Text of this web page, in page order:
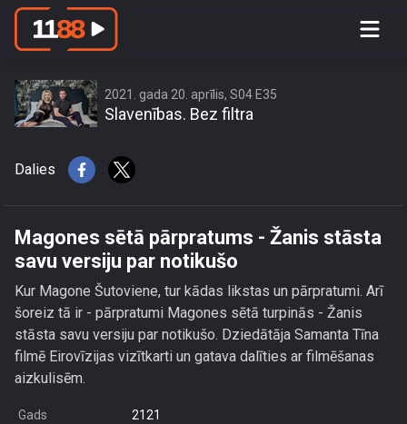
Magones sētā pārpratums - Žanis
2021. gada 20. aprīlis, S04 E35
Slavenības. Bez filtra
Dalies
Magones sētā pārpratums - Žanis stāsta
savu versiju par notikušo
Kur Magone Šutoviene, tur kādas likstas un pārpratumi. Arī
šoreiz tā ir - pārpratumi Magones sētā turpinās - Žanis
stāsta savu versiju par notikušo. Dziedātāja Samanta Tīna
filmē Eirovīzijas vizītkarti un gatava dalīties ar filmēšanas
aizkulisēm.
Gads 2121